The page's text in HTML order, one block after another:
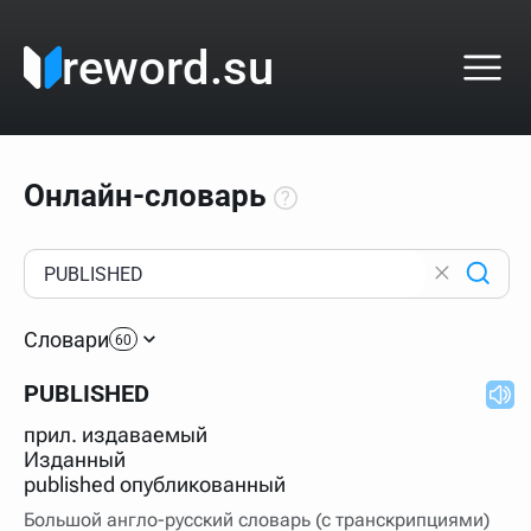
reword.su
Онлайн-словарь
Как пользоваться онлайн-словарём?
которого интересует. Система автоматически подберёт
варианты по начальным буквам и покажет их во
вариантов, откроется страница со словарными
Если точное написание слова неизвестно (как в
кроссворде), неизвестную букву можно заменить
подстановочным знаком звёздочкой (*), а несколько
неизвестных букв — процентом (%). В этом случае меню
с вариантами работать не будет, а после ввода запроса
Словари 60
PUBLISHED
прил. издаваемый
Изданный
published опубликованный
Большой англо-русский словарь (с транскрипциями)